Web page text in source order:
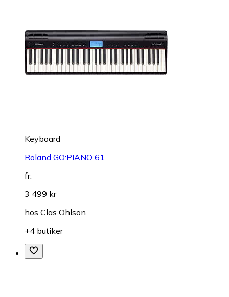
Keyboard
Roland GO:PIANO 61
fr.
3 499 kr
hos Clas Ohlson
+4 butiker